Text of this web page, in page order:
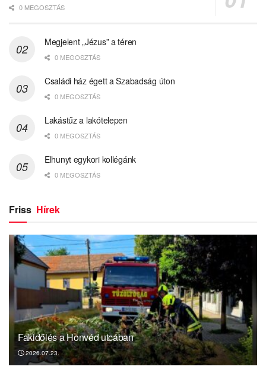
0 MEGOSZTÁS
Megjelent „Jézus” a téren
0 MEGOSZTÁS
Családi ház égett a Szabadság úton
0 MEGOSZTÁS
Lakástűz a lakótelepen
0 MEGOSZTÁS
Elhunyt egykori kollégánk
0 MEGOSZTÁS
Friss Hírek
Fakidőlés a Honvéd utcában
2026.07.23.